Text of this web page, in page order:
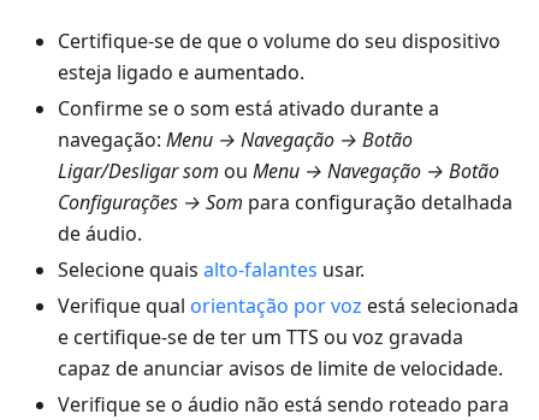
Certifique-se de que o volume do seu dispositivo
esteja ligado e aumentado.
Confirme se o som está ativado durante a
navegação: Menu → Navegação → Botão
Ligar/Desligar som ou Menu → Navegação → Botão
Configurações → Som para configuração detalhada
de áudio.
Selecione quais alto-falantes usar.
Verifique qual orientação por voz está selecionada
e certifique-se de ter um TTS ou voz gravada
capaz de anunciar avisos de limite de velocidade.
Verifique se o áudio não está sendo roteado para